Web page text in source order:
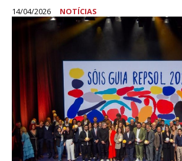
14/04/2026 NOTÍCIAS